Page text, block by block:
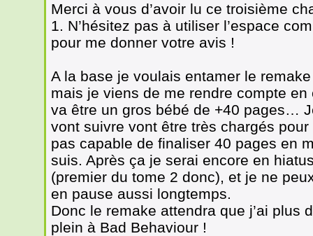
Merci à vous d’avoir lu ce troisième
1. N’hésitez pas à utiliser l’espace
pour me donner votre avis !
A la base je voulais entamer le
mais je viens de me rendre compte
va être un gros bébé de +40 pages…
vont suivre vont être très chargés
pas capable de finaliser 40 pages en
suis. Après ça je serai encore en
(premier du tome 2 donc), et je ne
en pause aussi longtemps.
Donc le remake attendra que j’ai plus
plein à Bad Behaviour !